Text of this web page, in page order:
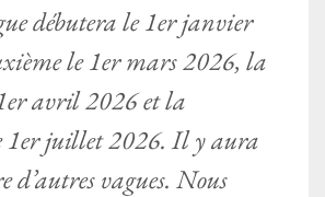
débutera le 1er janvier
le 1er mars 2026, la
avril 2026 et la
1er juillet 2026. Il y aura
d’autres vagues. Nous